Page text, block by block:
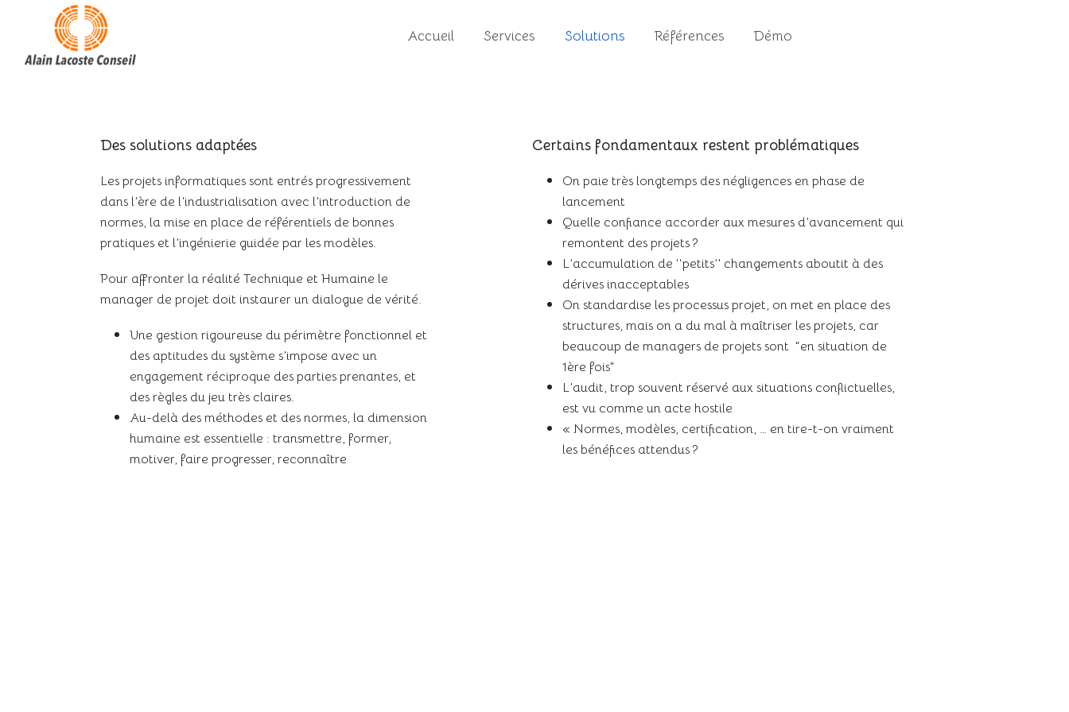
Accueil Services Solutions Références Démo
Des solutions adaptées
Les projets informatiques sont entrés progressivement
dans l’ère de l’industrialisation avec l’introduction de
normes, la mise en place de référentiels de bonnes
pratiques et l’ingénierie guidée par les modèles.
Pour affronter la réalité Technique et Humaine le
manager de projet doit instaurer un dialogue de vérité.
Une gestion rigoureuse du périmètre fonctionnel et
des aptitudes du système s’impose avec un
engagement réciproque des parties prenantes, et
des règles du jeu très claires.
Au-delà des méthodes et des normes, la dimension
humaine est essentielle : transmettre, former,
motiver, faire progresser, reconnaître
Certains fondamentaux restent problématiques
On paie très longtemps des négligences en phase de
lancement
Quelle confiance accorder aux mesures d’avancement qui
remontent des projets ?
L’accumulation de ‘‘petits’’ changements aboutit à des
dérives inacceptables
On standardise les processus projet, on met en place des
structures, mais on a du mal à maîtriser les projets, car
beaucoup de managers de projets sont "en situation de
1ère fois"
L’audit, trop souvent réservé aux situations conflictuelles,
est vu comme un acte hostile
« Normes, modèles, certification, … en tire-t-on vraiment
les bénéfices attendus ?